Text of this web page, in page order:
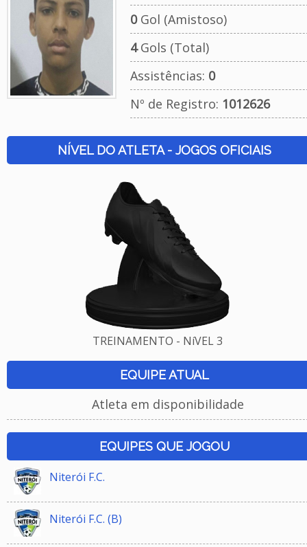
0Gol (Amistoso)
4Gols (Total)
Assistências: 0
Nº de Registro: 1012626
NÍVEL DO ATLETA - JOGOS OFICIAIS
TREINAMENTO - NíVEL 3
EQUIPE ATUAL
Atleta em disponibilidade
EQUIPES QUE JOGOU
Niterói F.C.
Niterói F.C. (B)